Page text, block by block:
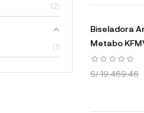
2
1
Biseladora
Metabo
S/ 19,469.46